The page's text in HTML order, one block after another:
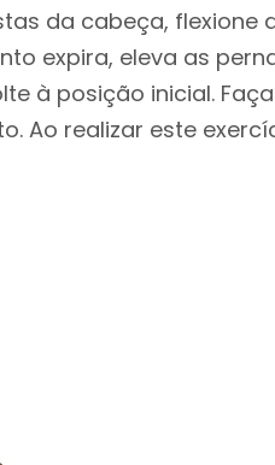
da cabeça, flexione
expira, eleva as
à posição inicial. Faça
Ao realizar este